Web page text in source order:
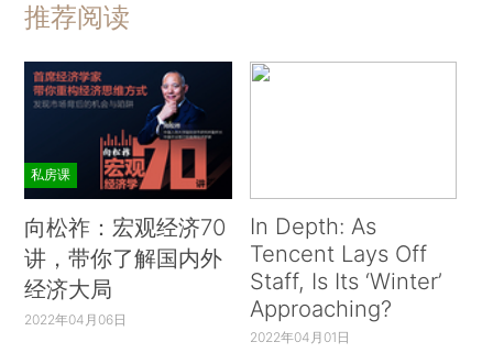
推荐阅读
私房课
向松祚：宏观经济70
讲，带你了解国内外
经济大局
2022年04月06日
In Depth: As
Tencent Lays Off
Staff, Is Its ‘Winter’
Approaching?
2022年04月01日